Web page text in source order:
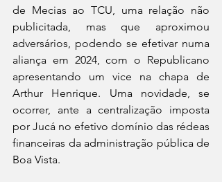
de Mecias ao TCU, uma relação não
publicitada, mas que aproximou
adversários, podendo se efetivar numa
aliança em 2024, com o Republicano
apresentando um vice na chapa de
Arthur Henrique. Uma novidade, se
ocorrer, ante a centralização imposta
por Jucá no efetivo domínio das rédeas
financeiras da administração pública de
Boa Vista.